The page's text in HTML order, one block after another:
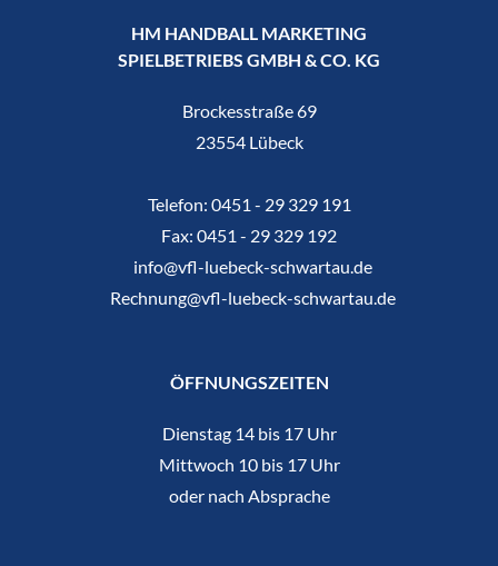
HM HANDBALL MARKETING
SPIELBETRIEBS GMBH & CO. KG
Brockesstraße 69
23554 Lübeck
Telefon: 0451 - 29 329 191
Fax: 0451 - 29 329 192
info@vfl-luebeck-schwartau.de
Rechnung@vfl-luebeck-schwartau.de
ÖFFNUNGSZEITEN
Dienstag 14 bis 17 Uhr
Mittwoch 10 bis 17 Uhr
oder nach Absprache